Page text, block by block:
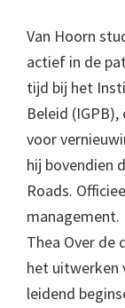
Van Hoorn
actief in de
tijd bij het
Beleid
voor
hij bovendien
Roads.
management.
Thea Over de
het uitwerken
leidend